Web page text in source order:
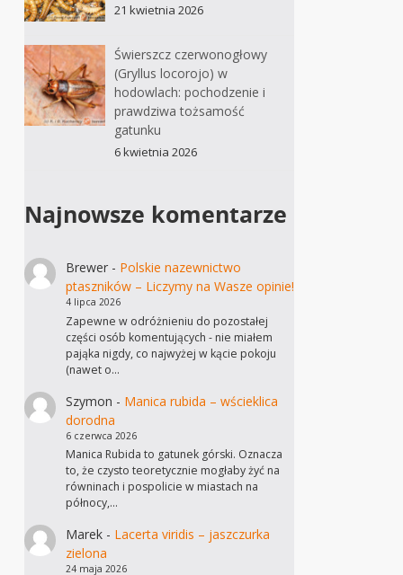
21 kwietnia 2026
Świerszcz czerwonogłowy
(Gryllus locorojo) w
hodowlach: pochodzenie i
prawdziwa tożsamość
gatunku
6 kwietnia 2026
Najnowsze komentarze
Brewer- Polskie nazewnictwo
ptaszników – Liczymy na Wasze opinie!
4 lipca 2026
Zapewne w odróżnieniu do pozostałej
części osób komentujących - nie miałem
pająka nigdy, co najwyżej w kącie pokoju
(nawet o…
Szymon - Manica rubida – wścieklica
dorodna
6 czerwca 2026
Manica Rubida to gatunek górski. Oznacza
to, że czysto teoretycznie mogłaby żyć na
równinach i pospolicie w miastach na
północy,…
Marek- Lacerta viridis – jaszczurka
zielona
24 maja 2026